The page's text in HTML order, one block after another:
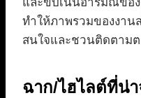
ทำให้ภาพรวมของงาน
สนใจและชวนติดตามต
ฉาก/ไฮไลต์ที่น่